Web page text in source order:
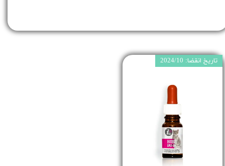
تاریخ انقضا: 2024/10